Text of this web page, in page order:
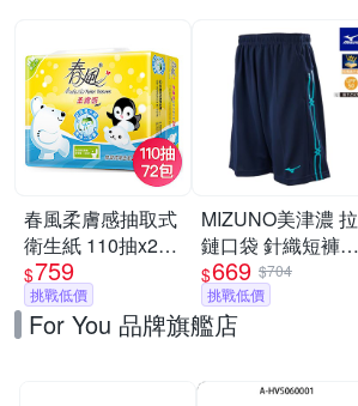
春風柔膚感抽取式
衛生紙 110抽x24
包x3串/箱
$759
挑戰低價
MIZUNO美津濃 拉
鏈口袋 針織短褲
_32TBC533xx
$669 $704
挑戰低價
For You 品牌旗艦店